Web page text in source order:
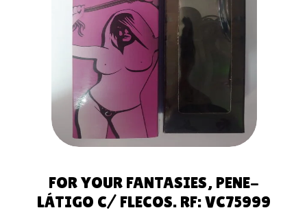
AÑADIR AL
CARRITO
FOR YOUR FANTASIES, PENE-
LÁTIGO C/ FLECOS. RF: VC75999